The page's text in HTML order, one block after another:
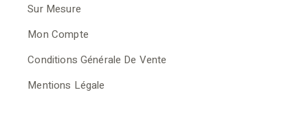
Sur Mesure
Mon Compte
Conditions Générale De Vente
Mentions Légale